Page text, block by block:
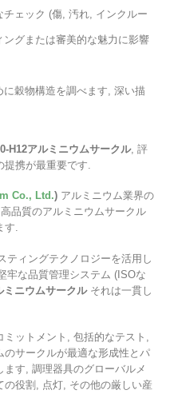
チェック (傷, 汚れ, インクルー
グまたは審美的な魅力に影響
穀物構造を調べます, 深い描
H12アルミニウムサークル, 評
携が最重要です.
Co., Ltd.) アルミニウム業界の
品質のアルミニウムサークル
す.
ティングテクノロジーを活用し
牢な品質管理システム (ISOな
ミニウムサークルそれは一貫し
ットメント, 包括的なテスト,
サークルが最適な形成性とパ
す, 調理器具のグローバルメ
の役割, 点灯, その他の厳しい産